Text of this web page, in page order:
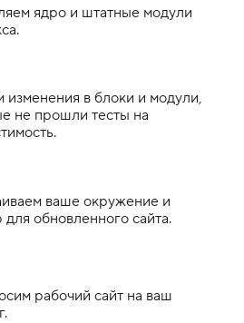
ядро и штатные модули
изменения в блоки и модули,
не прошли тесты на
ваше окружение и
для обновленного сайта.
рабочий сайт на ваш